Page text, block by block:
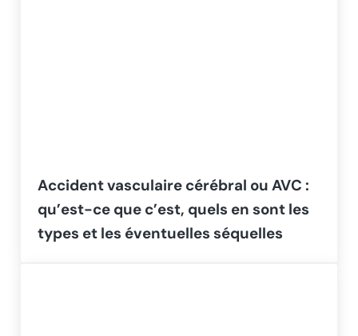
Accident vasculaire cérébral ou AVC :
qu’est-ce que c’est, quels en sont les
types et les éventuelles séquelles